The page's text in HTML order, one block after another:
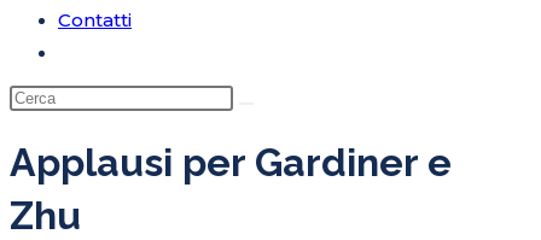
Contatti
la
ricerca
sito
web
Applausi per Gardiner e
Zhu